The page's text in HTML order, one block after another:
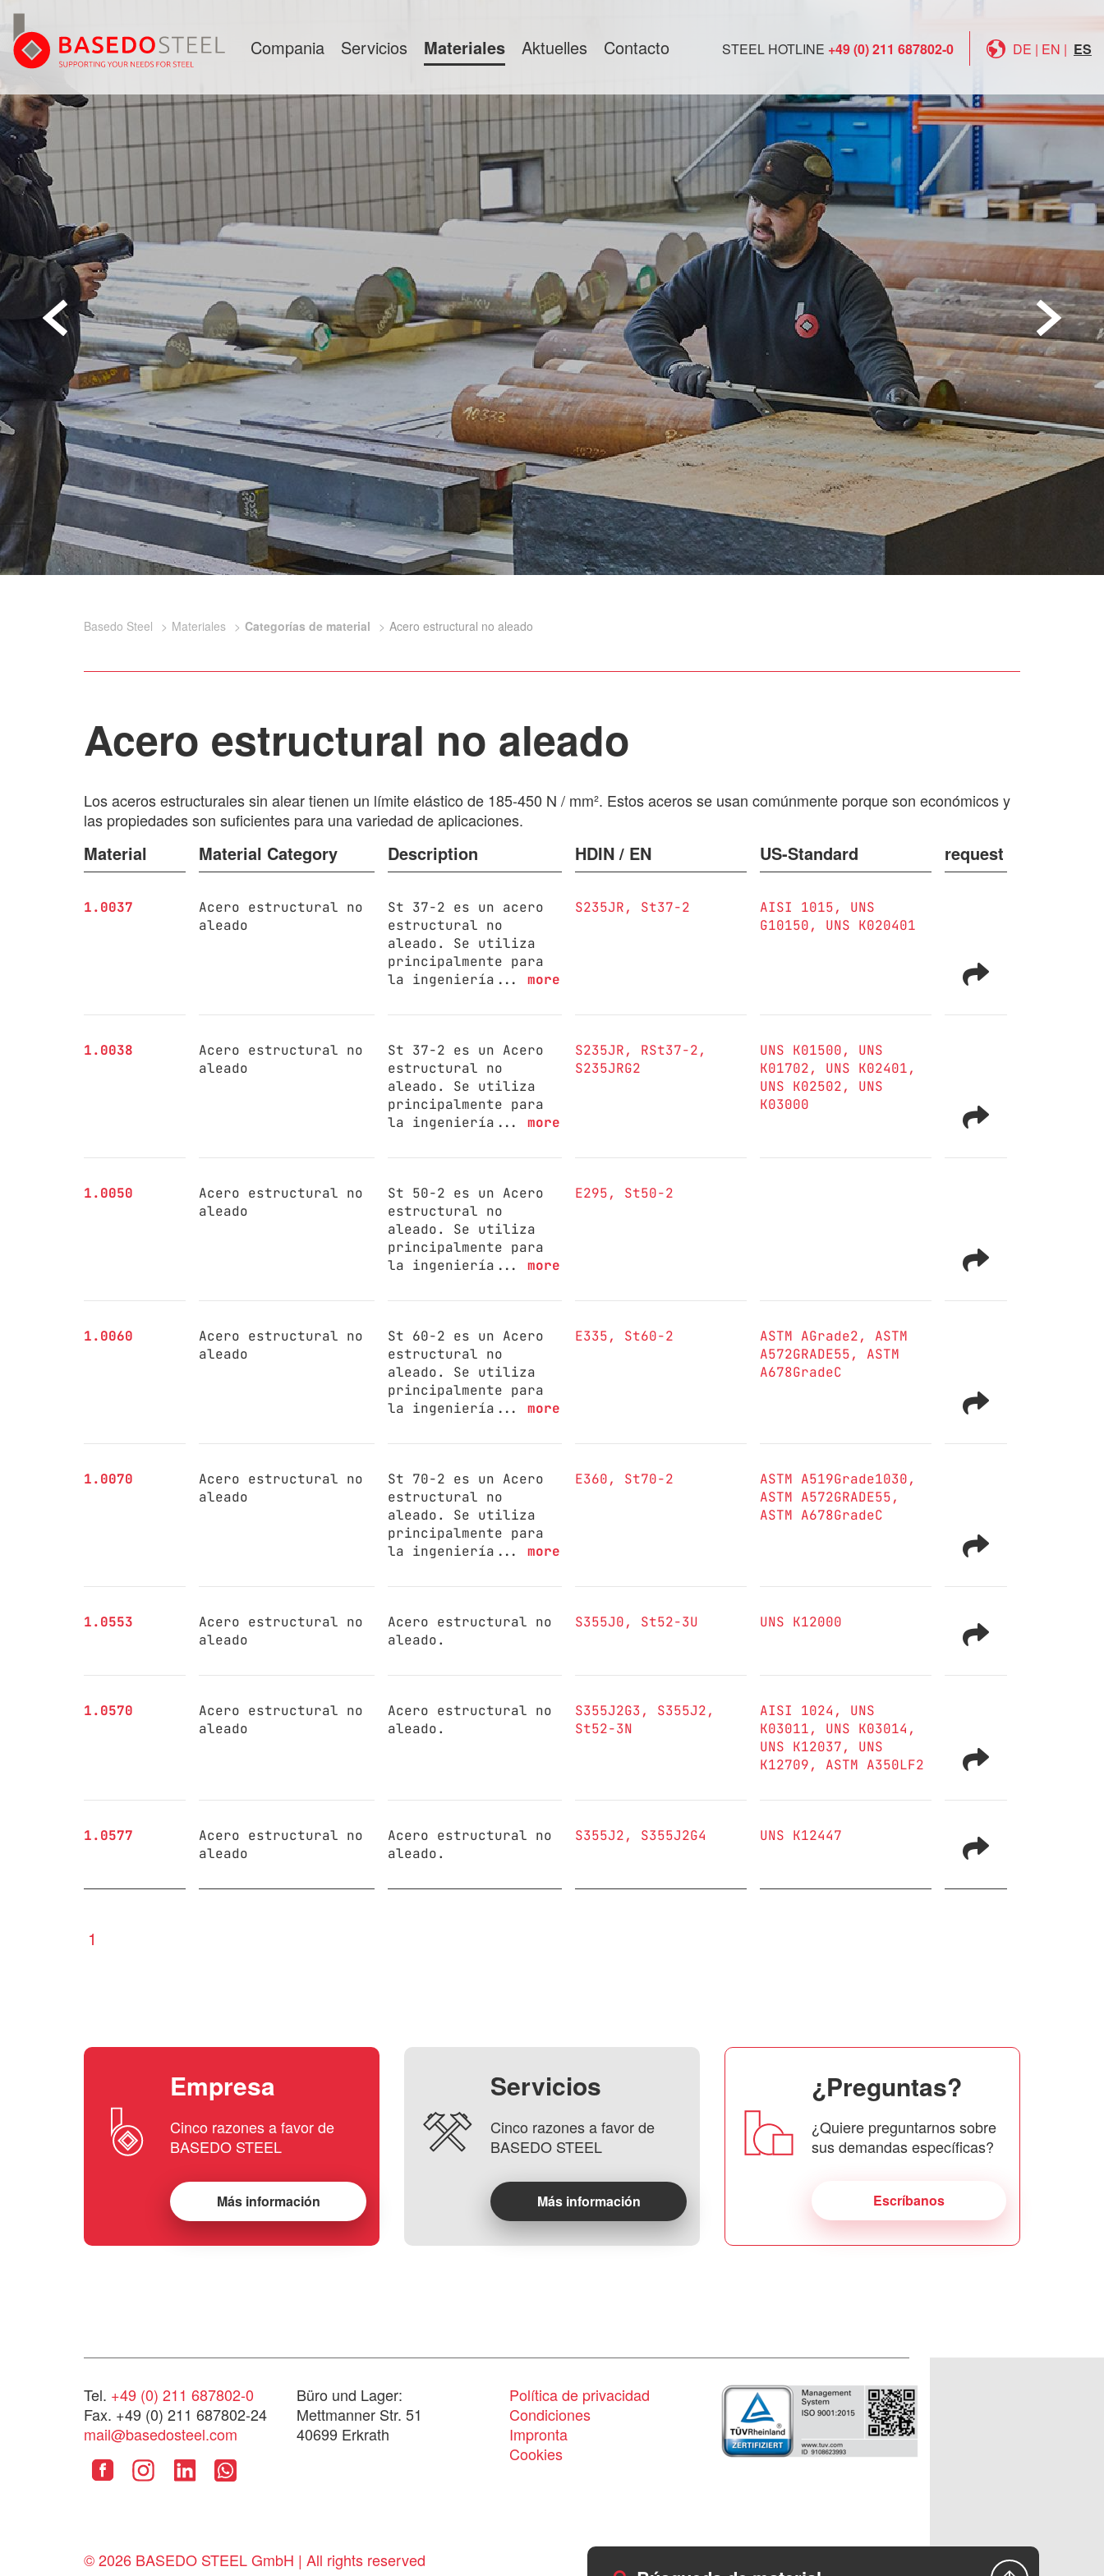
Compania Servicios Materiales Aktuelles Contacto STEEL HOTLINE +49 (0) 211 687802-0 DE | EN | ES
Basedo Steel Materiales Categorías de material Acero estructural no aleado
Acero estructural no aleado
Los aceros estructurales sin alear tienen un límite elástico de 185-450 N / mm². Estos aceros se usan comúnmente porque son económicos y
las propiedades son suficientes para una variedad de aplicaciones.
Material Material Category Description HDIN / EN US-Standard request
1.0037
Acero estructural no
aleado
St 37-2 es un acero
estructural no
aleado. Se utiliza
principalmente para
la ingeniería... more
S235JR St37-2 AISI 1015
UNS
G10150
UNS K020401
1.0038
Acero estructural no
aleado
St 37-2 es un Acero
estructural no
aleado. Se utiliza
principalmente para
la ingeniería... more
S235JR
RSt37-2
S235JRG2
UNS K01500
UNS
K01702
UNS K02401
UNS K02502
UNS
K03000
1.0050
Acero estructural no
aleado
St 50-2 es un Acero
estructural no
aleado. Se utiliza
principalmente para
la ingeniería... more
E295 St50-2
1.0060
Acero estructural no
aleado
St 60-2 es un Acero
estructural no
aleado. Se utiliza
principalmente para
la ingeniería... more
E335 St60-2 ASTM AGrade2
ASTM
A572GRADE55
ASTM
A678GradeC
1.0070
Acero estructural no
aleado
St 70-2 es un Acero
estructural no
aleado. Se utiliza
principalmente para
la ingeniería... more
E360 St70-2
ASTM A519Grade1030
ASTM A572GRADE55
ASTM A678GradeC
1.0553
Acero estructural no
aleado
Acero estructural no
aleado.
S355J0 St52-3U UNS K12000
1.0570
Acero estructural no
aleado
Acero estructural no
aleado.
S355J2G3
S355J2
St52-3N
AISI 1024
UNS
K03011
UNS K03014
UNS K12037
UNS
K12709
ASTM A350LF2
1.0577
Acero estructural no
aleado
Acero estructural no
aleado.
S355J2 S355J2G4 UNS K12447
1
Empresa
Cinco razones a favor de
BASEDO STEEL
Más información
Servicios
Cinco razones a favor de
BASEDO STEEL
Más información
¿Preguntas?
¿Quiere preguntarnos sobre
sus demandas específicas?
Escríbanos
Tel. +49 (0) 211 687802-0
Fax. +49 (0) 211 687802-24
mail@basedosteel.com
Büro und Lager:
Mettmanner Str. 51
40699 Erkrath
Política de privacidad
Condiciones
Impronta
Cookies
© 2026 BASEDO STEEL GmbH | All rights reserved